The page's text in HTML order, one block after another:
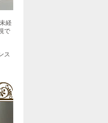
経
で
ス